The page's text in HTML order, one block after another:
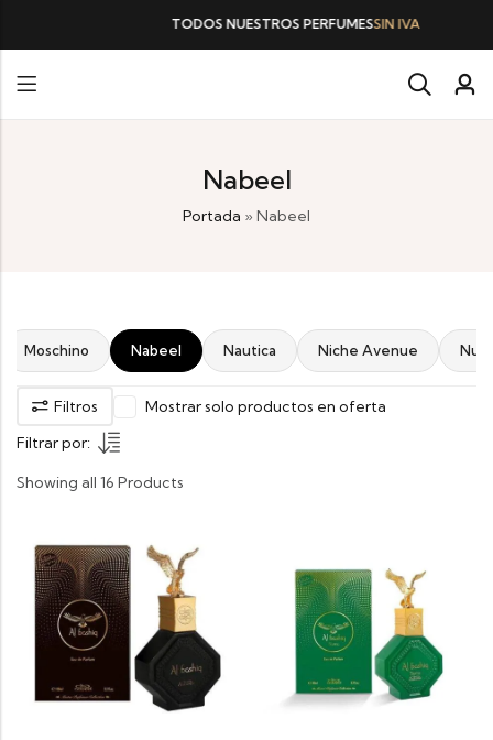
TODOS NUESTROS PERFUMESSIN IVA
Nabeel
Portada » Nabeel
Moschino Nabeel Nautica Niche Avenue
Filtros
Mostrar solo productos en oferta
Filtrar por:
Showing all 16 Products